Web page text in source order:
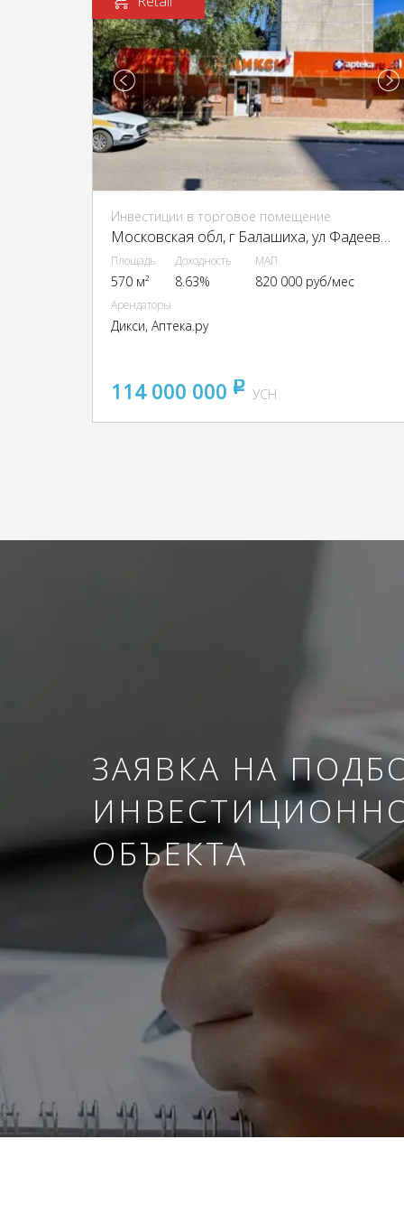
Инвестиции в торговое помещение
Московская обл, г Балашиха, ул Фадеева, д 11
Площадь
570 м²
Доходность
8.63%
МАП
820 000 руб/мес
Арендаторы
Дикси, Аптека.ру
114 000 000 pуб
УСН
ЗАЯВКА НА
ОБЪЕКТА